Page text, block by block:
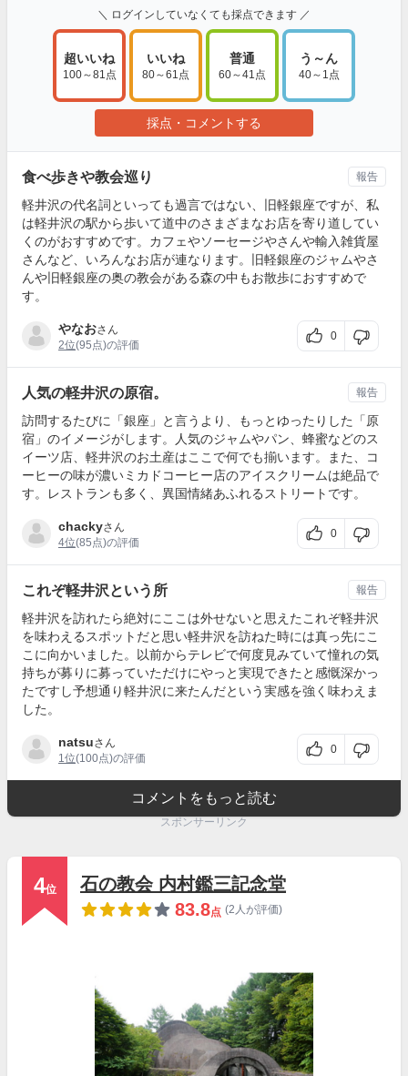
＼ ログインしていなくても採点できます ／
超いいね
100～81点
いいね
80～61点
普通
60～41点
う～ん
40～1点
採点・コメントする
食べ歩きや教会巡り
軽井沢の代名詞といっても過言ではない、旧軽銀座ですが、私
は軽井沢の駅から歩いて道中のさまざまなお店を寄り道してい
くのがおすすめです。カフェやソーセージやさんや輸入雑貨屋
さんなど、いろんなお店が連なります。旧軽銀座のジャムやさ
んや旧軽銀座の奥の教会がある森の中もお散歩におすすめで
す。
やなおさん
2位(95点)の評価
0
報告
人気の軽井沢の原宿。
訪問するたびに「銀座」と言うより、もっとゆったりした「原
宿」のイメージがします。人気のジャムやパン、蜂蜜などのス
イーツ店、軽井沢のお土産はここで何でも揃います。また、コ
ーヒーの味が濃いミカドコーヒー店のアイスクリームは絶品で
す。レストランも多く、異国情緒あふれるストリートです。
chackyさん
4位(85点)の評価
0
報告
これぞ軽井沢という所
軽井沢を訪れたら絶対にここは外せないと思えたこれぞ軽井沢
を味わえるスポットだと思い軽井沢を訪ねた時には真っ先にこ
こに向かいました。以前からテレビで何度見みていて憧れの気
持ちが募りに募っていただけにやっと実現できたと感慨深かっ
たですし予想通り軽井沢に来たんだという実感を強く味わえま
した。
natsuさん
1位(100点)の評価
0
報告
コメントをもっと読む
スポンサーリンク
4位
石の教会 内村鑑三記念堂
83.8点 (2人が評価)